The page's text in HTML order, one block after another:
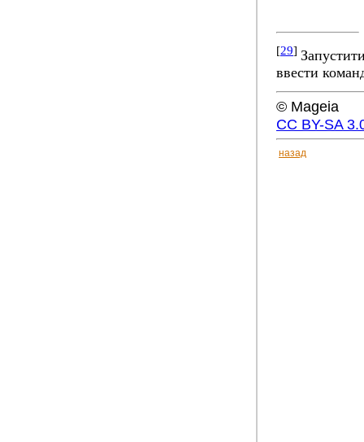
[29]
ввести
© Mageia
CC BY-SA
назад